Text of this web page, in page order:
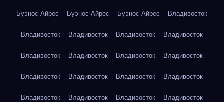
Буэнос-Айрес Буэнос-Айрес Буэнос-Айрес Владивосток
Владивосток Владивосток Владивосток Владивосток
Владивосток Владивосток Владивосток Владивосток
Владивосток Владивосток Владивосток Владивосток
Владивосток Владивосток Владивосток Владивосток